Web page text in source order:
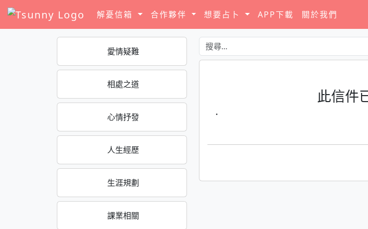
解憂信箱 合作夥伴 想要占卜 APP下載 關於我們
愛情疑難
相處之道
心情抒發
人生經歷
生涯規劃
課業相關
此信件
·